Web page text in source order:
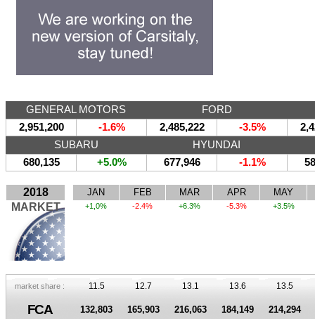
GENERAL MOTORS
FORD
2,951,200
-1.6% 2,485,222 -3.5%
SUBARU
HYUNDAI
680,135
+5.0% 677,946 -1.1%
2018 JAN FEB MAR APR MAY
MARKET +1,0% -2.4% +6.3% -5.3% +3.5%
market share : 11.5 12.7 13.1 13.6 13.5
FCA 132,803 165,903 216,063 184,149 214,294